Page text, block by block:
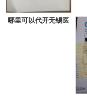
哪里可以代开无锡医